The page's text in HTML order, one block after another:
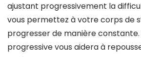
ajustant progressivement la
vous permettez à votre corps de
progresser de manière
progressive vous aidera à